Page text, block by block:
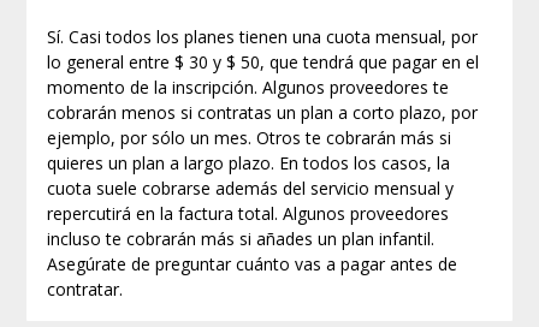
Sí. Casi todos los planes tienen una cuota mensual, por
lo general entre $ 30 y $ 50, que tendrá que pagar en el
momento de la inscripción. Algunos proveedores te
cobrarán menos si contratas un plan a corto plazo, por
ejemplo, por sólo un mes. Otros te cobrarán más si
quieres un plan a largo plazo. En todos los casos, la
cuota suele cobrarse además del servicio mensual y
repercutirá en la factura total. Algunos proveedores
incluso te cobrarán más si añades un plan infantil.
Asegúrate de preguntar cuánto vas a pagar antes de
contratar.